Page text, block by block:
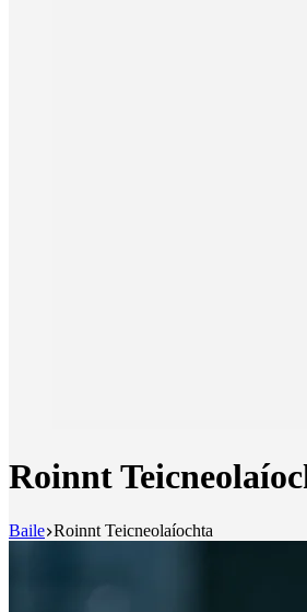
Roinnt
Baile Roinnt Teicneolaíochta